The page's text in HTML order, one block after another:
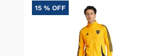
15 % OFF